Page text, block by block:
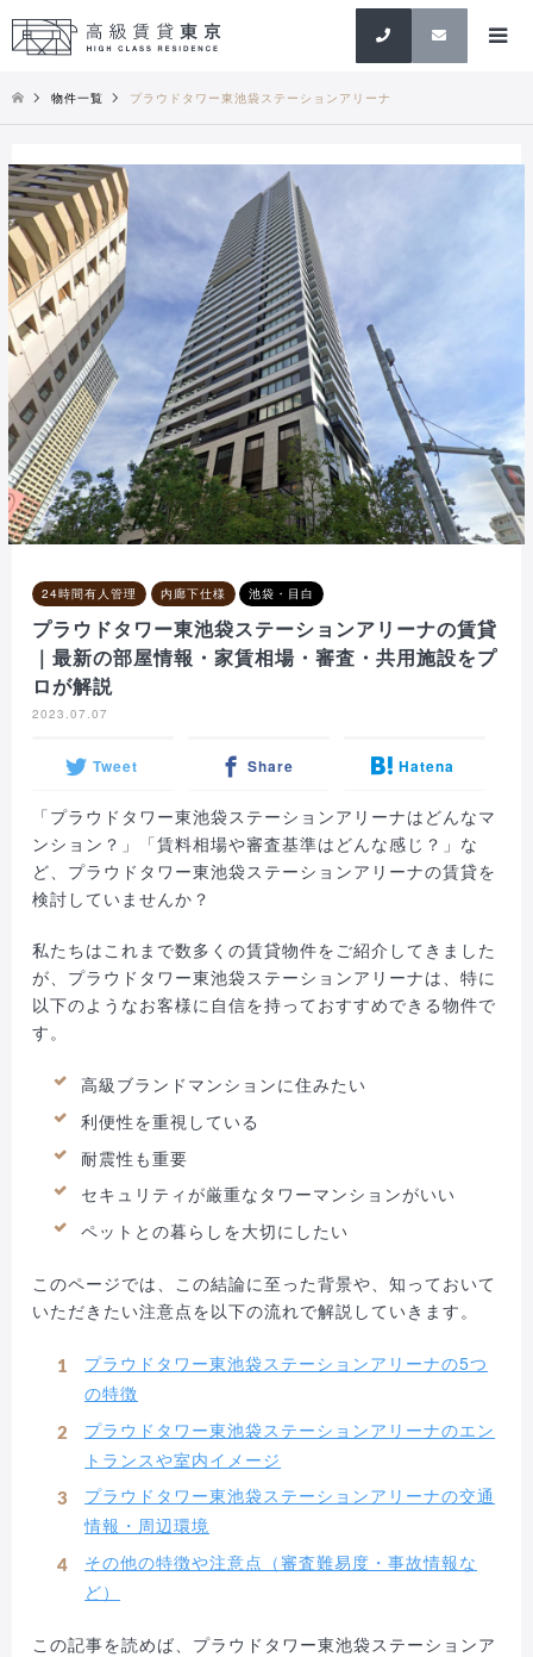
検索
物件一覧 プラウドタワー東池袋ステーションアリーナ
24時間有人管理 内廊下仕様 池袋・目白
プラウドタワー東池袋ステーションアリーナの賃貸
｜最新の部屋情報・家賃相場・審査・共用施設をプ
ロが解説
2023.07.07
Tweet Share Hatena
「プラウドタワー東池袋ステーションアリーナはどんなマ
ンション？」「賃料相場や審査基準はどんな感じ？」な
ど、プラウドタワー東池袋ステーションアリーナの賃貸を
検討していませんか？
私たちはこれまで数多くの賃貸物件をご紹介してきました
が、プラウドタワー東池袋ステーションアリーナは、特に
以下のようなお客様に自信を持っておすすめできる物件で
す。
高級ブランドマンションに住みたい
利便性を重視している
耐震性も重要
セキュリティが厳重なタワーマンションがいい
ペットとの暮らしを大切にしたい
このページでは、この結論に至った背景や、知っておいて
いただきたい注意点を以下の流れで解説していきます。
プラウドタワー東池袋ステーションアリーナの5つ
の特徴
プラウドタワー東池袋ステーションアリーナのエン
トランスや室内イメージ
プラウドタワー東池袋ステーションアリーナの交通
情報・周辺環境
その他の特徴や注意点（審査難易度・事故情報な
ど）
この記事を読めば、プラウドタワー東池袋ステーションア